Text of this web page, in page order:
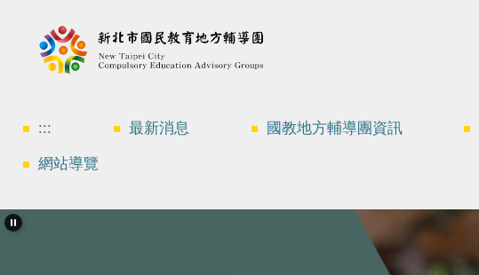
::: 最新消息 國教地方輔導團資訊
網站導覽